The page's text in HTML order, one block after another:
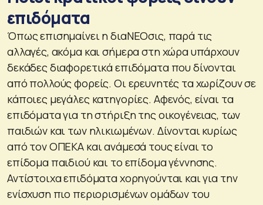
επιδόματα
Όπως επισημαίνει η διαΝΕΟσις, παρά τις
αλλαγές, ακόμα και σήμερα στη χώρα υπάρχουν
δεκάδες διαφορετικά επιδόματα που δίνονται
από πολλούς φορείς. Οι ερευνητές τα χωρίζουν σε
κάποιες μεγάλες κατηγορίες. Αφενός, είναι τα
επιδόματα για τη στήριξη της οικογένειας, των
παιδιών και των ηλικιωμένων. Δίνονται κυρίως
από τον ΟΠΕΚΑ και ανάμεσά τους είναι το
επίδομα παιδιού και το επίδομα γέννησης.
Αντίστοιχα επιδόματα χορηγούνται και για την
ενίσχυση πιο περιορισμένων ομάδων του